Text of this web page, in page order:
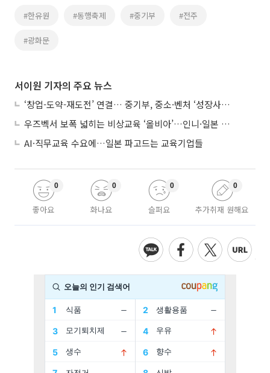
#한유원 #동행축제 #중기부 #전주
#광화문
서이원 기자의 주요 뉴스
‘창업-도약-재도전’ 연결… 중기부, 중소·벤처 ‘성장사다리’ 짓는다
우즈벡서 보폭 넓히는 비상교육 ‘올비아’…인니·일본 진출 타진
AI·직무교육 수요에…일본 파고드는 교육기업들
좋아요
0
화나요
0
슬퍼요
0
추가취재 원해요
0